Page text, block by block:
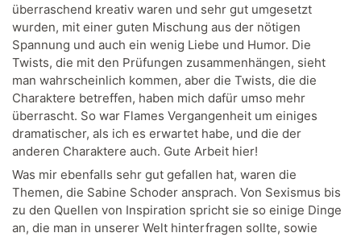
überraschend kreativ waren und sehr gut umgesetzt
wurden, mit einer guten Mischung aus der nötigen
Spannung und auch ein wenig Liebe und Humor. Die
Twists, die mit den Prüfungen zusammenhängen, sieht
man wahrscheinlich kommen, aber die Twists, die die
Charaktere betreffen, haben mich dafür umso mehr
überrascht. So war Flames Vergangenheit um einiges
dramatischer, als ich es erwartet habe, und die der
anderen Charaktere auch. Gute Arbeit hier!
Was mir ebenfalls sehr gut gefallen hat, waren die
Themen, die Sabine Schoder ansprach. Von Sexismus bis
zu den Quellen von Inspiration spricht sie so einige Dinge
an, die man in unserer Welt hinterfragen sollte, sowie